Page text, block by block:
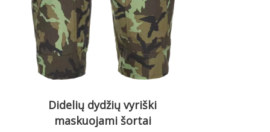
Didelių dydžių vyriški
maskuojami šortai